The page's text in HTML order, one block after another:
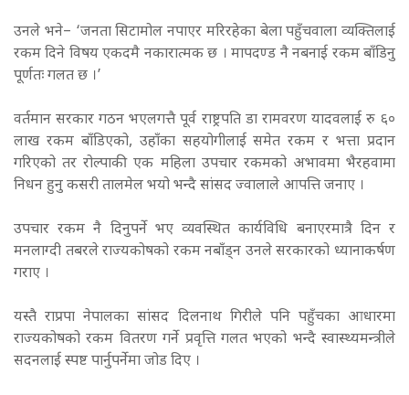
उनले भने– ‘जनता सिटामोल नपाएर मरिरहेका बेला पहुँचवाला व्यक्तिलाई
रकम दिने विषय एकदमै नकारात्मक छ । मापदण्ड नै नबनाई रकम बाँडिनु
पूर्णतः गलत छ ।’
वर्तमान सरकार गठन भएलगत्तै पूर्व राष्ट्रपति डा रामवरण यादवलाई रु ६०
लाख रकम बाँडिएको, उहाँका सहयोगीलाई समेत रकम र भत्ता प्रदान
गरिएको तर रोल्पाकी एक महिला उपचार रकमको अभावमा भैरहवामा
निधन हुनु कसरी तालमेल भयो भन्दै सांसद ज्वालाले आपत्ति जनाए ।
उपचार रकम नै दिनुपर्ने भए व्यवस्थित कार्यविधि बनाएरमात्रै दिन र
मनलाग्दी तबरले राज्यकोषको रकम नबाँड्न उनले सरकारको ध्यानाकर्षण
गराए ।
यस्तै राप्रपा नेपालका सांसद दिलनाथ गिरीले पनि पहुँचका आधारमा
राज्यकोषको रकम वितरण गर्ने प्रवृत्ति गलत भएको भन्दै स्वास्थ्यमन्त्रीले
सदनलाई स्पष्ट पार्नुपर्नेमा जोड दिए ।